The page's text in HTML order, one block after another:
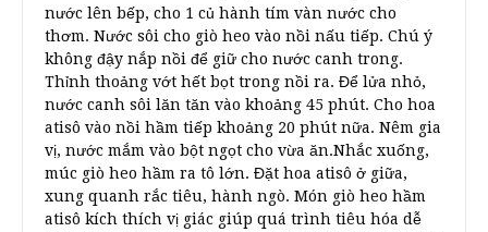
nước lên bếp, cho 1 củ hành tím vàn nước cho
thơm. Nước sôi cho giò heo vào nồi nấu tiếp. Chú ý
không đậy nắp nồi để giữ cho nước canh trong.
Thỉnh thoảng vớt hết bọt trong nồi ra. Để lửa nhỏ,
nước canh sôi lăn tăn vào khoảng 45 phút. Cho hoa
atisô vào nồi hầm tiếp khoảng 20 phút nữa. Nêm gia
vị, nước mắm vào bột ngọt cho vừa ăn.Nhắc xuống,
múc giò heo hầm ra tô lớn. Đặt hoa atisô ở giữa,
xung quanh rắc tiêu, hành ngò. Món giò heo hầm
atisô kích thích vị giác giúp quá trình tiêu hóa dễ